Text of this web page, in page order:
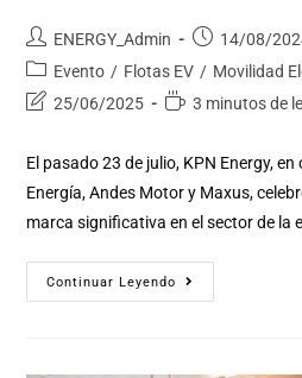
ENERGY_Admin
14/08/
Evento / Flotas EV / Movilidad
25/06/2025
3 minutos de
El pasado 23 de julio, KPN Energy,
Energía, Andes Motor y Maxus,
marca significativa en el sector de la
Continuar Leyendo